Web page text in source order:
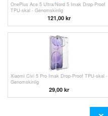
OnePlus Ace 5 Ultra/Nord 5 Imak Drop-Proof
TPU-skal - Genomskinlig
121,00 kr
Xiaomi Civi 5 Pro Imak Drop-Proof TPU-skal -
Genomskinlig
29,00 kr